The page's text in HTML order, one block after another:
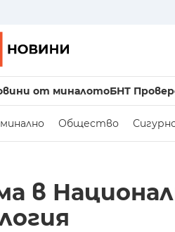
от миналотоБНТ
Общество
в